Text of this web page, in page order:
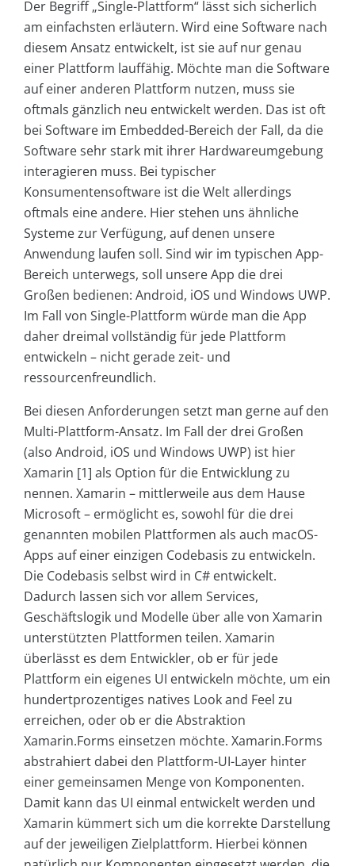
Der Begriff „Single-Plattform“ lässt sich sicherlich
am einfachsten erläutern. Wird eine Software nach
diesem Ansatz entwickelt, ist sie auf nur genau
einer Plattform lauffähig. Möchte man die Software
auf einer anderen Plattform nutzen, muss sie
oftmals gänzlich neu entwickelt werden. Das ist oft
bei Software im Embedded-Bereich der Fall, da die
Software sehr stark mit ihrer Hardwareumgebung
interagieren muss. Bei typischer
Konsumentensoftware ist die Welt allerdings
oftmals eine andere. Hier stehen uns ähnliche
Systeme zur Verfügung, auf denen unsere
Anwendung laufen soll. Sind wir im typischen App-
Bereich unterwegs, soll unsere App die drei
Großen bedienen: Android, iOS und Windows UWP.
Im Fall von Single-Plattform würde man die App
daher dreimal vollständig für jede Plattform
entwickeln – nicht gerade zeit- und
ressourcenfreundlich.
Bei diesen Anforderungen setzt man gerne auf den
Multi-Plattform-Ansatz. Im Fall der drei Großen
(also Android, iOS und Windows UWP) ist hier
Xamarin [1] als Option für die Entwicklung zu
nennen. Xamarin – mittlerweile aus dem Hause
Microsoft – ermöglicht es, sowohl für die drei
genannten mobilen Plattformen als auch macOS-
Apps auf einer einzigen Codebasis zu entwickeln.
Die Codebasis selbst wird in C# entwickelt.
Dadurch lassen sich vor allem Services,
Geschäftslogik und Modelle über alle von Xamarin
unterstützten Plattformen teilen. Xamarin
überlässt es dem Entwickler, ob er für jede
Plattform ein eigenes UI entwickeln möchte, um ein
hundertprozentiges natives Look and Feel zu
erreichen, oder ob er die Abstraktion
Xamarin.Forms einsetzen möchte. Xamarin.Forms
abstrahiert dabei den Plattform-UI-Layer hinter
einer gemeinsamen Menge von Komponenten.
Damit kann das UI einmal entwickelt werden und
Xamarin kümmert sich um die korrekte Darstellung
auf der jeweiligen Zielplattform. Hierbei können